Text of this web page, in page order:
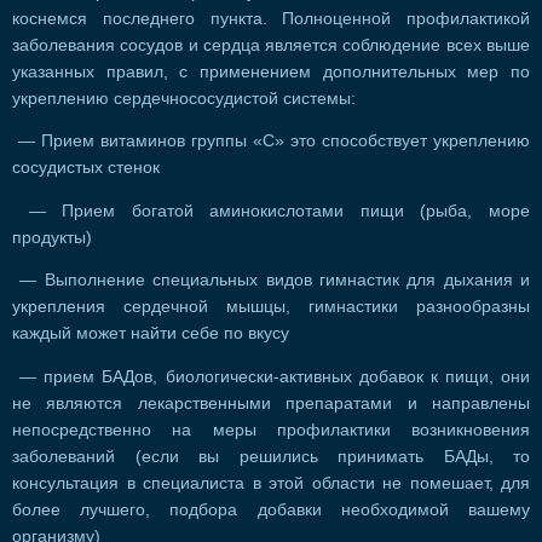
коснемся последнего пункта. Полноценной профилактикой
заболевания сосудов и сердца является соблюдение всех выше
указанных правил, с применением дополнительных мер по
укреплению сердечнососудистой системы:
— Прием витаминов группы «С» это способствует укреплению
сосудистых стенок
— Прием богатой аминокислотами пищи (рыба, море
продукты)
— Выполнение специальных видов гимнастик для дыхания и
укрепления сердечной мышцы, гимнастики разнообразны
каждый может найти себе по вкусу
— прием БАДов, биологически-активных добавок к пищи, они
не являются лекарственными препаратами и направлены
непосредственно на меры профилактики возникновения
заболеваний (если вы решились принимать БАДы, то
консультация в специалиста в этой области не помешает, для
более лучшего, подбора добавки необходимой вашему
организму)